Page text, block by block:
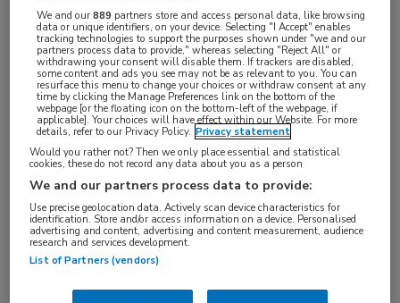
Log hier in om volledige
toegang te krijgen.
Hematologie
Tags:
factor VIII
We and our889 partners store and access personal data, like browsing
data or unique identifiers, on your device. Selecting "I Accept" enables
tracking technologies to support the purposes shown under "we and our
partners process data to provide," whereas selecting "Reject All" or
withdrawing your consent will disable them. If trackers are disabled,
some content and ads you see may not be as relevant to you. You can
resurface this menu to change your choices or withdraw consent at any
time by clicking the Manage Preferences link on the bottom of the
webpage [or the floating icon on the bottom-left of the webpage, if
applicable]. Your choices will have effect within our Website. For more
details, refer to our Privacy Policy. Privacy statement
Would you rather not? Then we only place essential and statistical
cookies, these do not record any data about you as a person
We and our partners process data to provide:
Use precise geolocation data. Actively scan device characteristics for
identification. Store and/or access information on a device. Personalised
advertising and content, advertising and content measurement, audience
research and services development.
List of Partners (vendors)